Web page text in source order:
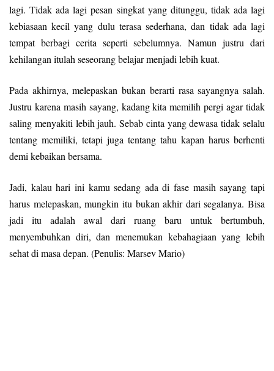
lagi. Tidak ada lagi pesan singkat yang ditunggu, tidak ada lagi
kebiasaan kecil yang dulu terasa sederhana, dan tidak ada lagi
tempat berbagi cerita seperti sebelumnya. Namun justru dari
kehilangan itulah seseorang belajar menjadi lebih kuat.
Pada akhirnya, melepaskan bukan berarti rasa sayangnya salah.
Justru karena masih sayang, kadang kita memilih pergi agar tidak
saling menyakiti lebih jauh. Sebab cinta yang dewasa tidak selalu
tentang memiliki, tetapi juga tentang tahu kapan harus berhenti
demi kebaikan bersama.
Jadi, kalau hari ini kamu sedang ada di fase masih sayang tapi
harus melepaskan, mungkin itu bukan akhir dari segalanya. Bisa
jadi itu adalah awal dari ruang baru untuk bertumbuh,
menyembuhkan diri, dan menemukan kebahagiaan yang lebih
sehat di masa depan. (Penulis: Marsev Mario)